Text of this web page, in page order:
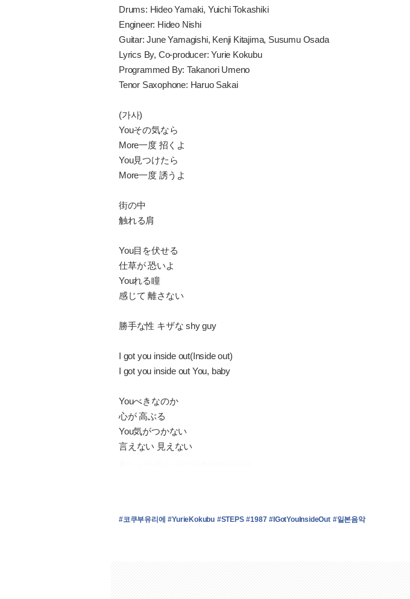
Drums: Hideo Yamaki, Yuichi Tokashiki
Engineer: Hideo Nishi
Guitar: June Yamagishi, Kenji Kitajima, Susumu Osada
Lyrics By, Co-producer: Yurie Kokubu
Programmed By: Takanori Umeno
Tenor Saxophone: Haruo Sakai
(가사)
Youその気なら
More一度 招くよ
You見つけたら
More一度 誘うよ
街の中
触れる肩
You目を伏せる
仕草が 恐いよ
Youれる瞳
感じて 離さない
勝手な性 キザな shy guy
I got you inside out(Inside out)
I got you inside out You, baby
Youべきなのか
心が 高ぶる
You気がつかない
言えない 見えない
#코쿠부유리에 #YurieKokubu #STEPS #1987 #IGotYouInsideOut #일본음악